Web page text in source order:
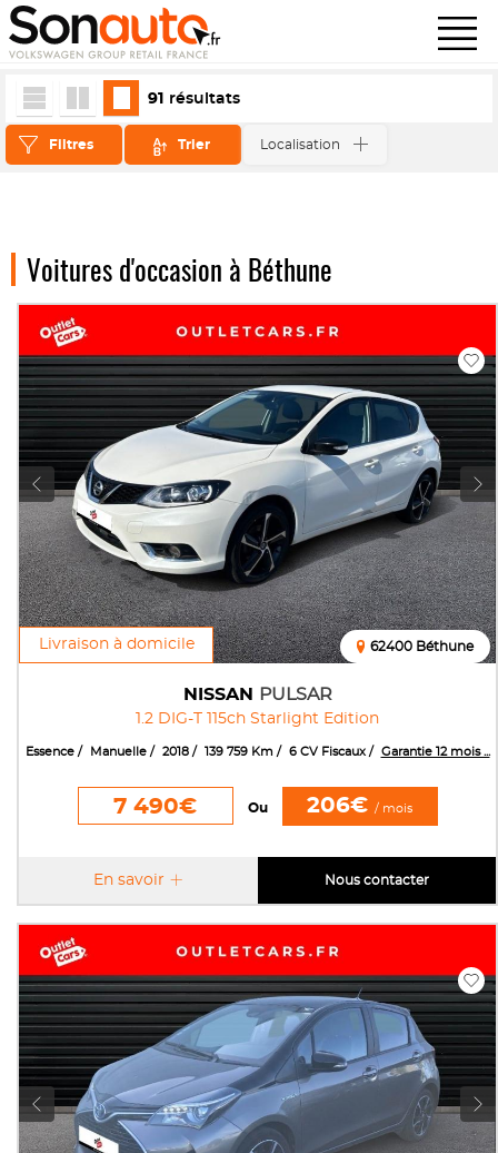
Filtres Trier Localisation
91 résultats
Voitures d'occasion à Béthune
Livraison à domicile
NISSAN PULSAR
1.2 DIG-T 115ch Starlight Edition
62400 Béthune
Essence Manuelle 2018 139 759 Km 6 CV Fiscaux Garantie 12 mois ...
7 490€ Ou 206€ / mois
En savoir Nous contacter